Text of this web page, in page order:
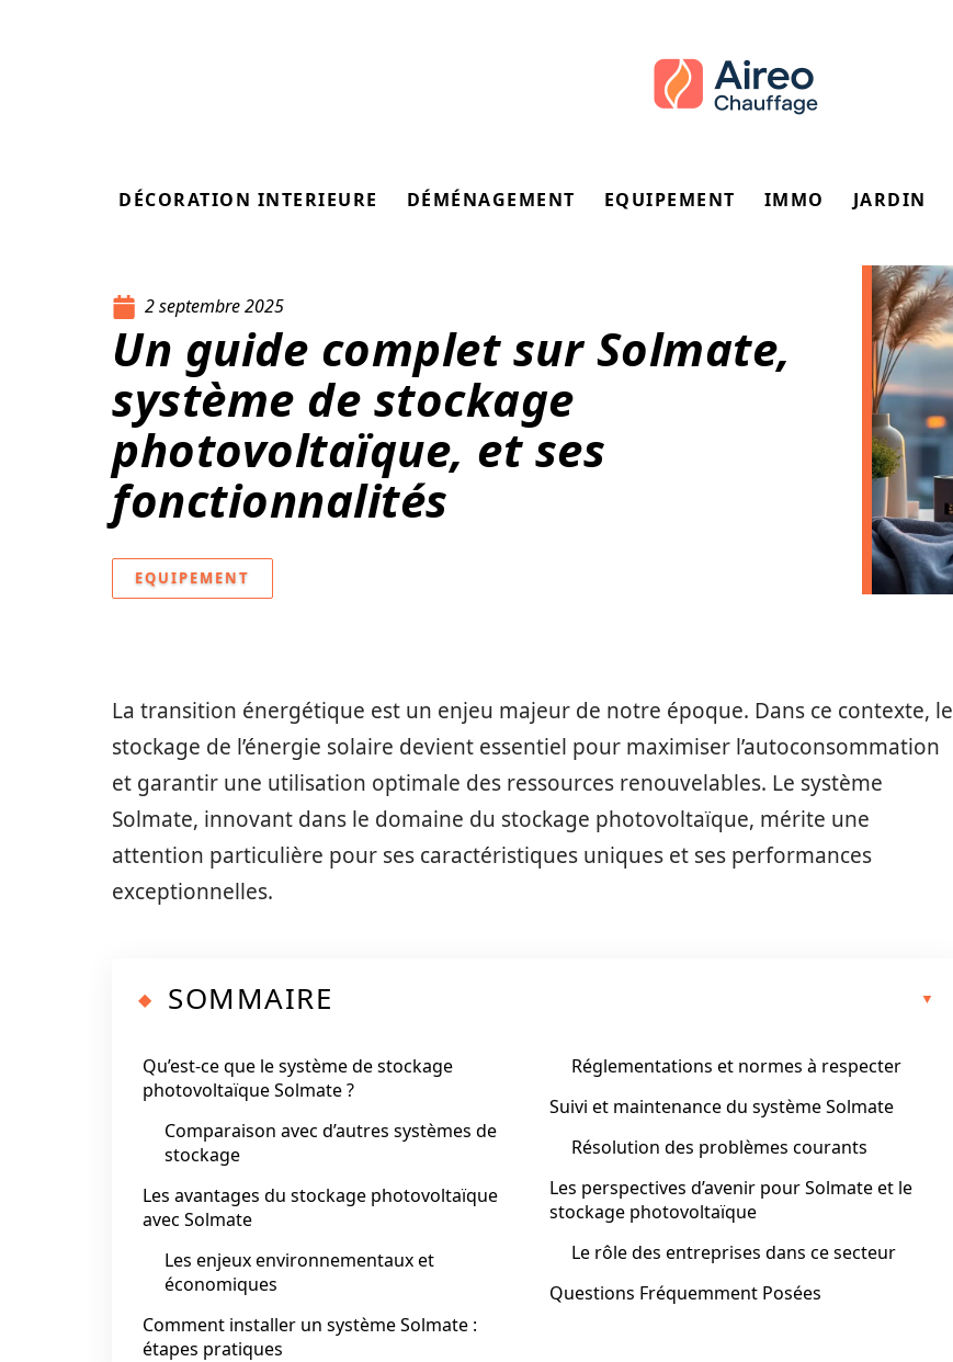
DÉCORATION INTERIEURE DÉMÉNAGEMENT EQUIPEMENT IMMO JARDIN
2 septembre 2025
Un guide complet sur Solmate,
système de stockage
photovoltaïque, et ses
fonctionnalités
EQUIPEMENT
La transition énergétique est un enjeu majeur de notre époque. Dans ce contexte, le
stockage de l’énergie solaire devient essentiel pour maximiser l’autoconsommation
et garantir une utilisation optimale des ressources renouvelables. Le système
Solmate, innovant dans le domaine du stockage photovoltaïque, mérite une
attention particulière pour ses caractéristiques uniques et ses performances
exceptionnelles.
SOMMAIRE
Qu’est-ce que le système de stockage
photovoltaïque Solmate ?
Comparaison avec d’autres systèmes de
stockage
Les avantages du stockage photovoltaïque
avec Solmate
Les enjeux environnementaux et
économiques
Comment installer un système Solmate :
étapes pratiques
Réglementations et normes à respecter
Suivi et maintenance du système Solmate
Résolution des problèmes courants
Les perspectives d’avenir pour Solmate et le
stockage photovoltaïque
Le rôle des entreprises dans ce secteur
Questions Fréquemment Posées